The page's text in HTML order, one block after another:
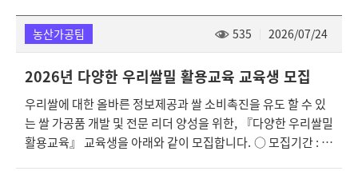
무료 체험장 ⑤ 전문음식점 ⑥ 거리화가 마. 세부내역 : 각 부분
별 공고문 참조 ※ 각 부분별 운영 내역은 축제의 사정에 따라 변
경될 수 있습니다. 2. 참가등록 신청서 접수 가. 신청기간 : 2026.
7. 27.(월) ~ 8. 21.(금) 17:00 까지 나. 신청장소 : 파주개성인삼
축제 및 파주장단콩축제추진위원회 ※ 파주시농업기술센터 도
시농업과(경기도 파주시 통일로 600) 다. 접수방법 : 직접 방문
제출 ※ 축제 참여자 유의사항 전달 및 확인 ※ 우편 및 이메일
농산가공팀 535 2026/07/24
2026년 다양한 우리쌀밀 활용교육 교육생 모집
우리쌀에 대한 올바른 정보제공과 쌀 소비촉진을 유도 할 수 있
는 쌀 가공품 개발 및 전문 리더 양성을 위한, 『다양한 우리쌀밀
활용교육』 교육생을 아래와 같이 모집합니다. ○ 모집기간 : 20